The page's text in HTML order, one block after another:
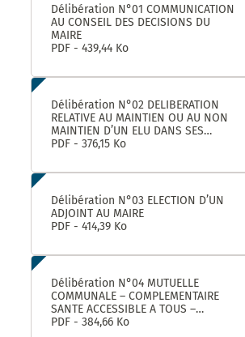
Délibération N°01 COMMUNICATION
AU CONSEIL DES DECISIONS DU
MAIRE
PDF - 439,44 Ko
Délibération N°02 DELIBERATION
RELATIVE AU MAINTIEN OU AU NON
MAINTIEN D’UN ELU DANS SES
FONCTIONS D’ADJOINT AU MAIRE
PDF - 376,15 Ko
Délibération N°03 ELECTION D’UN
ADJOINT AU MAIRE
PDF - 414,39 Ko
Délibération N°04 MUTUELLE
COMMUNALE – COMPLEMENTAIRE
SANTE ACCESSIBLE A TOUS –
CONVENTION DE PARTENARIAT AVEC
PDF - 384,66 Ko